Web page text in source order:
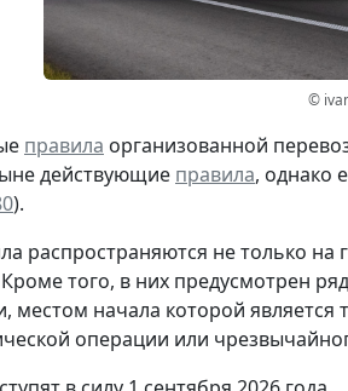
©
правила организованной
действующие правила, однако
).
распространяются не только
того, в них предусмотрен
местом начала которой
операции или